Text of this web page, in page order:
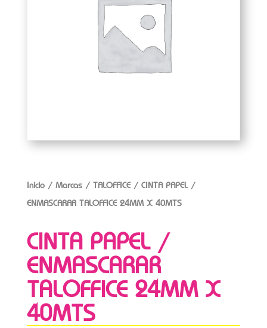
Inicio/ Marcas/ TALOFFICE/ CINTA PAPEL /
ENMASCARAR TALOFFICE 24MM X 40MTS
CINTA PAPEL /
ENMASCARAR
TALOFFICE 24MM X
40MTS